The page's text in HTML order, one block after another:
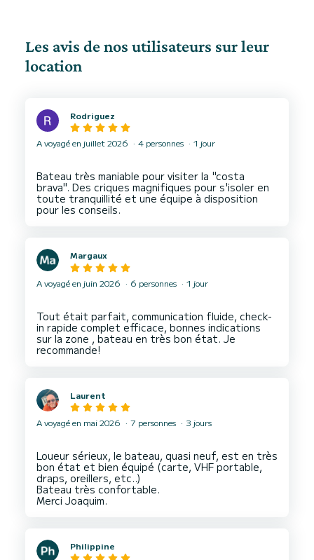
Les avis de nos utilisateurs sur leur
location
Rodriguez
A voyagé en juillet 2026 4 personnes 1 jour
Bateau très maniable pour visiter la "costa
brava". Des criques magnifiques pour s'isoler en
toute tranquillité et une équipe à disposition
Margaux
A voyagé en juin 2026 6 personnes 1 jour
Tout était parfait, communication fluide, check-
in rapide complet efficace, bonnes indications
sur la zone , bateau en très bon état. Je
Laurent
A voyagé en mai 2026 7 personnes 3 jours
Loueur sérieux, le bateau, quasi neuf, est en très
bon état et bien équipé (carte, VHF portable,
draps, oreillers, etc..)
Bateau très confortable.
Philippine